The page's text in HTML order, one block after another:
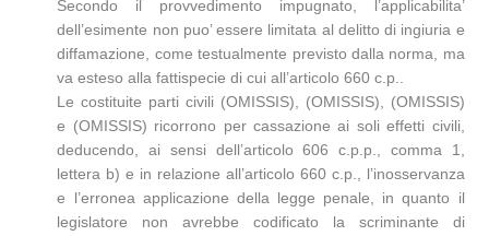
Secondo il provvedimento impugnato, l’applicabilita’
dell’esimente non puo’ essere limitata al delitto di ingiuria e
diffamazione, come testualmente previsto dalla norma, ma
va esteso alla fattispecie di cui all’articolo 660 c.p..
Le costituite parti civili (OMISSIS), (OMISSIS), (OMISSIS)
e (OMISSIS) ricorrono per cassazione ai soli effetti civili,
deducendo, ai sensi dell’articolo 606 c.p.p., comma 1,
lettera b) e in relazione all’articolo 660 c.p., l’inosservanza
e l’erronea applicazione della legge penale, in quanto il
legislatore non avrebbe codificato la scriminante di